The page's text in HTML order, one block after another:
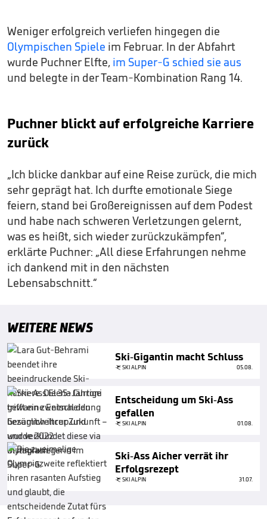
Weniger erfolgreich verliefen hingegen die
Olympischen Spiele im Februar. In der Abfahrt
wurde Puchner Elfte, im Super-G schied sie aus
und belegte in der Team-Kombination Rang 14.
Puchner blickt auf erfolgreiche Karriere
zurück
„Ich blicke dankbar auf eine Reise zurück, die mich
sehr geprägt hat. Ich durfte emotionale Siege
feiern, stand bei Großereignissen auf dem Podest
und habe nach schweren Verletzungen gelernt,
was es heißt, sich wieder zurückzukämpfen“,
erklärte Puchner: „All diese Erfahrungen nehme
ich dankend mit in den nächsten
Lebensabschnitt.“
WEITERE NEWS
Ski-Gigantin macht Schluss
SKI ALPIN 05.08.
Entscheidung um Ski-Ass
gefallen
SKI ALPIN 01.08.
Ski-Ass Aicher verrät ihr
Erfolgsrezept
SKI ALPIN 31.07.